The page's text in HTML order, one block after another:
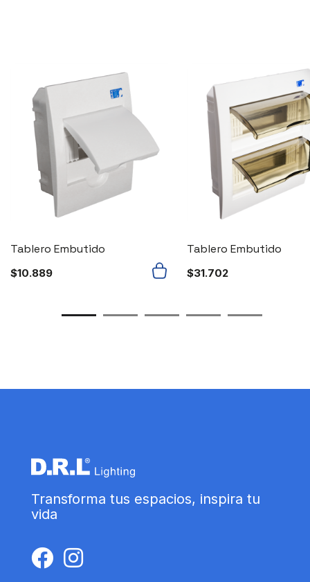
Tablero Embutido
$10.889
Tablero Embutido
$31.702
Transforma tus espacios, inspira tu
vida